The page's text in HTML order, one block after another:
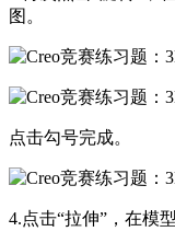
图。
点击勾号完成。
4.点击“拉伸”，在模